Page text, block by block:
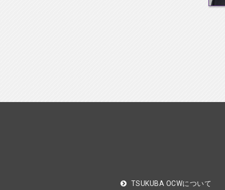
TSUKUBA OCWについて